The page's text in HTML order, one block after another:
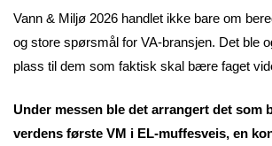
Vann & Miljø 2026 handlet ikke bare om
og store spørsmål for VA-bransjen. Det ble
plass til dem som faktisk skal bære faget
Under messen ble det arrangert det som
verdens første VM i EL-muffesveis, en